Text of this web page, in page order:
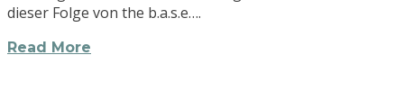
dieser Folge von the b.a.s.e….
Read More